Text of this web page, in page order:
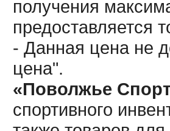
получения
предоставляется
- Данная цена не
цена".
«Поволжье
спортивного